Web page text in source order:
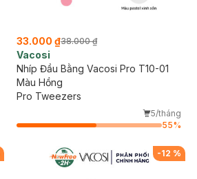
33.000 ₫38.000 ₫
Vacosi
Nhíp Đầu Bằng Vacosi Pro T10-01
Màu Hồng
Pro Tweezers
5/tháng
55%
-12 %